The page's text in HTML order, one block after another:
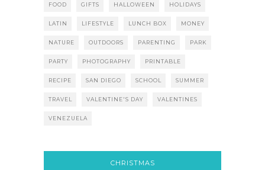
FOOD GIFTS HALLOWEEN HOLIDAYS
LATIN LIFESTYLE LUNCH BOX MONEY
NATURE OUTDOORS PARENTING PARK
PARTY PHOTOGRAPHY PRINTABLE
RECIPE SAN DIEGO SCHOOL SUMMER
TRAVEL VALENTINE'S DAY VALENTINES
VENEZUELA
CHRISTMAS